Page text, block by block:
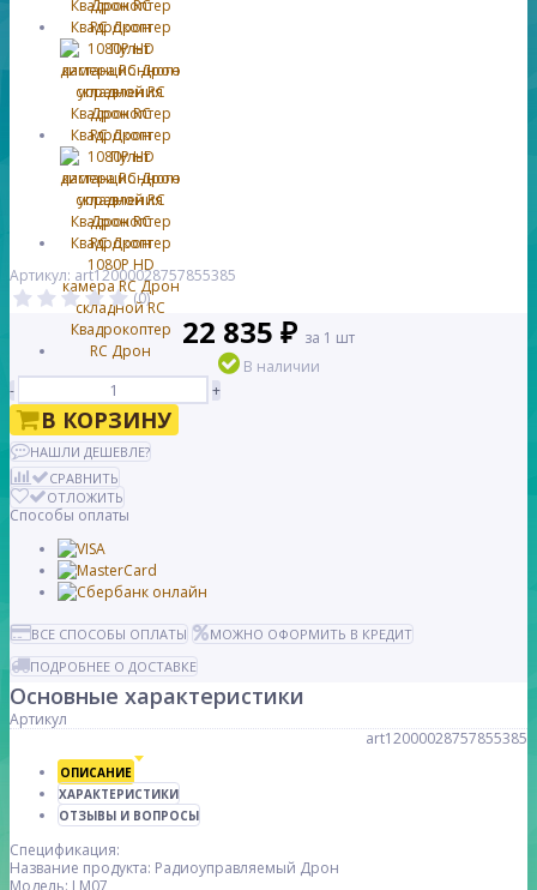
Артикул: art12000028757855385
(0)
22 835 ₽ за 1 шт
В наличии
-
+
В КОРЗИНУ
НАШЛИ ДЕШЕВЛЕ?
СРАВНИТЬ
ОТЛОЖИТЬ
Способы оплаты
ВСЕ СПОСОБЫ ОПЛАТЫ
МОЖНО ОФОРМИТЬ В КРЕДИТ
ПОДРОБНЕЕ О ДОСТАВКЕ
Основные характеристики
Артикул
art12000028757855385
ОПИСАНИЕ
ХАРАКТЕРИСТИКИ
ОТЗЫВЫ И ВОПРОСЫ
Спецификация:
Название продукта: Радиоуправляемый Дрон